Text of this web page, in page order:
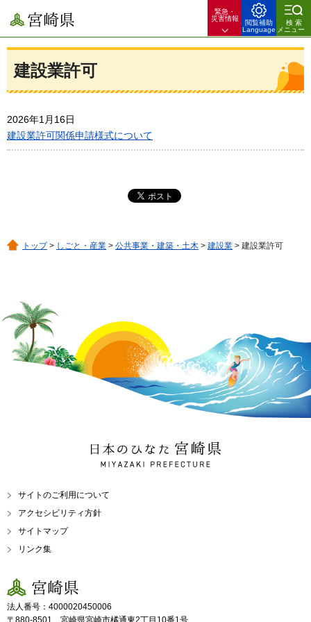
宮崎県
緊急・
災害情報
閲覧補助
Language
検索
メニュー
建設業許可
2026年1月16日
建設業許可関係申請様式について
トップ> しごと・産業 > 公共事業・建築・土木 > 建設業 > 建設業許可
日本のひなた 宮崎県
MIYAZAKI PREFECTURE
サイトのご利用について
アクセシビリティ方針
サイトマップ
リンク集
宮崎県
法人番号：4000020450006
〒880-8501 宮崎県宮崎市橘通東2丁目10番1号